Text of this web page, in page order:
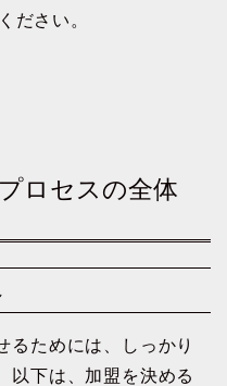
ださい。
ロセスの全体
るためには、しっかり
以下は、加盟を決める